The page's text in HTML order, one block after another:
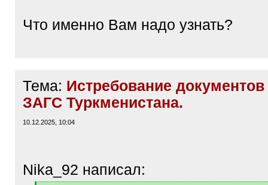
Что именно Вам надо узнать?
Тема: Истребование документов
ЗАГС Туркменистана.
10.12.2025, 10:04
Nika_92 написал: